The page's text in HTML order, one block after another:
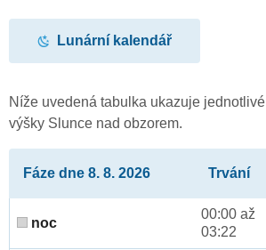
Lunární kalendář
Níže uvedená tabulka ukazuje jednotlivé
výšky Slunce nad obzorem.
Fáze dne 8. 8. 2026 Trvání
noc
00:00 až
03:22